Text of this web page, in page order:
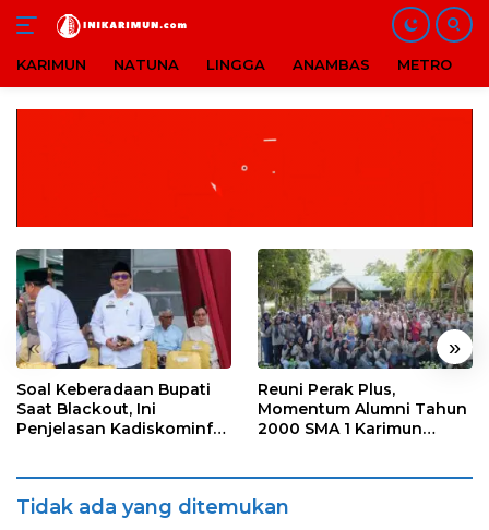
KARIMUN NATUNA LINGGA ANAMBAS METRO
« »
Soal Keberadaan Bupati
Saat Blackout, Ini
Penjelasan Kadiskominfo
Reuni Perak Plus,
Momentum Alumni Tahun
2000 SMA 1 Karimun
Tidak ada yang ditemukan